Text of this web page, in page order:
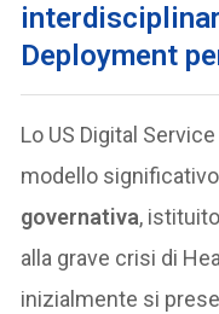
Deployment
Lo US Digital
modello
governativa,
alla grave crisi di
inizialmente si